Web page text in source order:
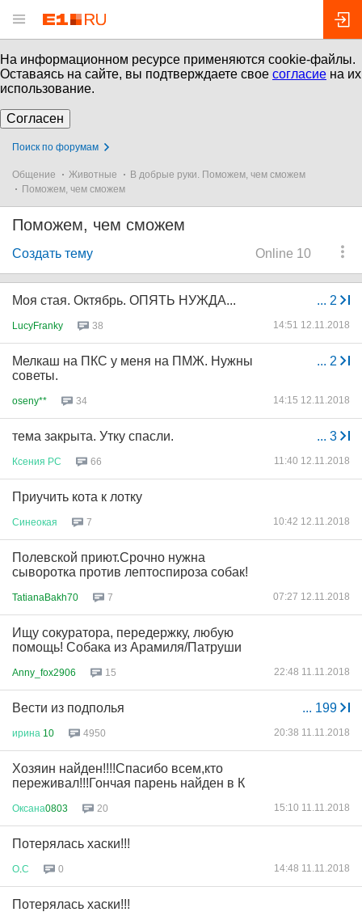
На информационном ресурсе применяются cookie-файлы.
Оставаясь на сайте, вы подтверждаете свое согласие на их
использование.
Согласен
Поиск по форумам
Общение Животные
В добрые руки. Поможем, чем сможем
Поможем, чем сможем
Поможем, чем сможем
Online 10
Создать тему
... 2
Моя стая. Октябрь. ОПЯТЬ НУЖДА...
LucyFranky 38 14:51 12.11.2018
... 2
Мелкаш на ПКС у меня на ПМЖ. Нужны
советы.
oseny** 34 14:15 12.11.2018
... 3
тема закрыта. Утку спасли.
Ксения РС 66 11:40 12.11.2018
Приучить кота к лотку
Синеокая 7 10:42 12.11.2018
Полевской приют.Срочно нужна
сыворотка против лептоспироза собак!
TatianaBakh70 7 07:27 12.11.2018
Ищу сокуратора, передержку, любую
помощь! Собака из Арамиля/Патруши
Anny_fox2906 15 22:48 11.11.2018
... 199
Вести из подполья
ирина 10 4950 20:38 11.11.2018
Хозяин найден!!!!Спасибо всем,кто
переживал!!!Гончая парень найден в К
Оксана0803 20 15:10 11.11.2018
Потерялась хаски!!!
О С 0 14:48 11.11.2018
Потерялась хаски!!!